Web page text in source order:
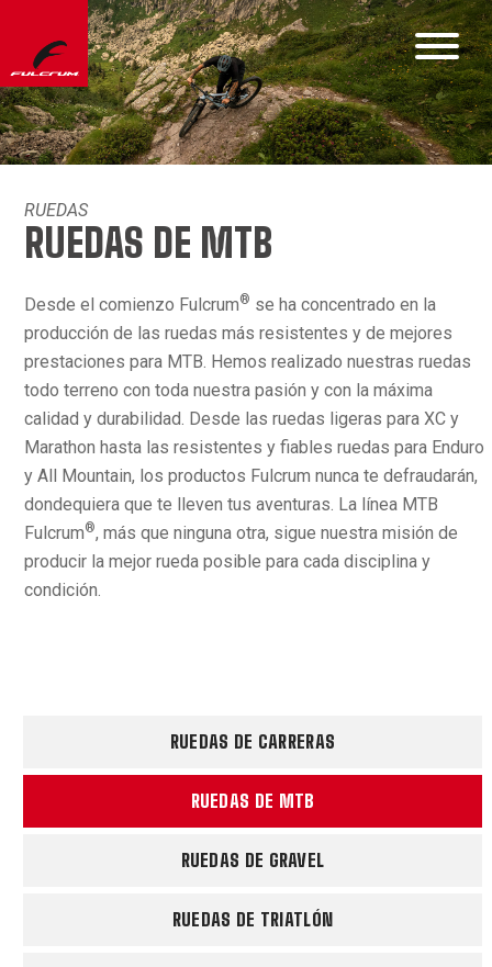
RUEDAS
RUEDAS DE MTB
Desde el comienzo Fulcrum® se ha concentrado en la
producción de las ruedas más resistentes y de mejores
prestaciones para MTB. Hemos realizado nuestras ruedas
todo terreno con toda nuestra pasión y con la máxima
calidad y durabilidad. Desde las ruedas ligeras para XC y
Marathon hasta las resistentes y fiables ruedas para Enduro
y All Mountain, los productos Fulcrum nunca te defraudarán,
dondequiera que te lleven tus aventuras. La línea MTB
Fulcrum®, más que ninguna otra, sigue nuestra misión de
producir la mejor rueda posible para cada disciplina y
condición.
RUEDAS DE CARRERAS
RUEDAS DE MTB
RUEDAS DE GRAVEL
RUEDAS DE TRIATLÓN